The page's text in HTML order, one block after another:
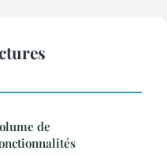
de